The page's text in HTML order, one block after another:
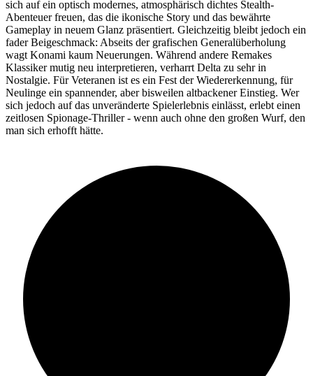
sich auf ein optisch modernes, atmosphärisch dichtes Stealth-
Abenteuer freuen, das die ikonische Story und das bewährte
Gameplay in neuem Glanz präsentiert. Gleichzeitig bleibt jedoch ein
fader Beigeschmack: Abseits der grafischen Generalüberholung
wagt Konami kaum Neuerungen. Während andere Remakes
Klassiker mutig neu interpretieren, verharrt Delta zu sehr in
Nostalgie. Für Veteranen ist es ein Fest der Wiedererkennung, für
Neulinge ein spannender, aber bisweilen altbackener Einstieg. Wer
sich jedoch auf das unveränderte Spielerlebnis einlässt, erlebt einen
zeitlosen Spionage-Thriller - wenn auch ohne den großen Wurf, den
man sich erhofft hätte.